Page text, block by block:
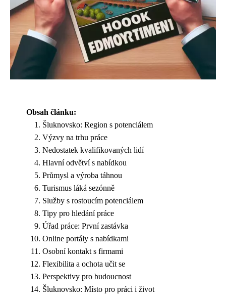
Obsah článku:
Šluknovsko: Region s potenciálem
Výzvy na trhu práce
Nedostatek kvalifikovaných lidí
Hlavní odvětví s nabídkou
Průmysl a výroba táhnou
Turismus láká sezónně
Služby s rostoucím potenciálem
Tipy pro hledání práce
Úřad práce: První zastávka
Online portály s nabídkami
Osobní kontakt s firmami
Flexibilita a ochota učit se
Perspektivy pro budoucnost
Šluknovsko: Místo pro práci i život